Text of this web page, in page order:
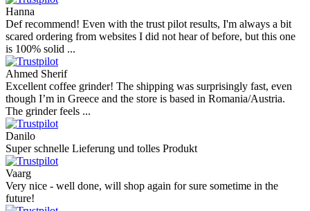
Hanna
Def recommend! Even with the trust pilot results, I'm always a bit
scared ordering from websites I did not hear of before, but this one
is 100% solid ...
Ahmed Sherif
Excellent coffee grinder! The shipping was surprisingly fast, even
though I’m in Greece and the store is based in Romania/Austria.
The grinder feels ...
Danilo
Super schnelle Lieferung und tolles Produkt
Vaarg
Very nice - well done, will shop again for sure sometime in the
future!